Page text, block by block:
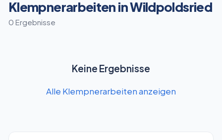
Klempnerarbeiten in Wildpoldsried
0 Ergebnisse
Keine Ergebnisse
Alle Klempnerarbeiten anzeigen